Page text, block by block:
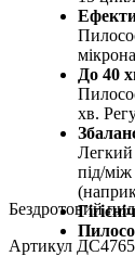
До 40
хв.
Легкий
під/
Бездротовий
Артикул